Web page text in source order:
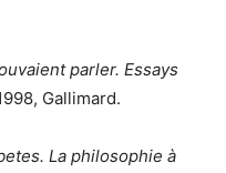
parler. Essays
Gallimard.
La philosophie à